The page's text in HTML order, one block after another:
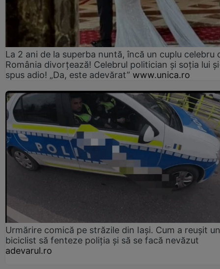
La 2 ani de la superba nuntă, încă un cuplu celebru
România divorțează! Celebrul politician și soția lui
spus adio! „Da, este adevărat” www.unica.ro
Urmărire comică pe străzile din Iași. Cum a reușit un
biciclist să fenteze poliția și să se facă nevăzut
adevarul.ro